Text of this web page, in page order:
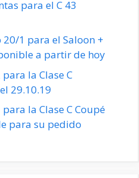
para el C 43
1 para el Saloon +
a partir de hoy
la Clase C
29.10.19
la Clase C Coupé
para su pedido